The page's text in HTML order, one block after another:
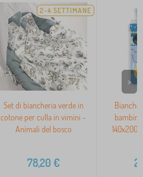
2-4 SETTIMANE
Set di biancheria verde in
cotone per culla in vimini -
Animali del bosco
78,20 €
bambini
140x200
>